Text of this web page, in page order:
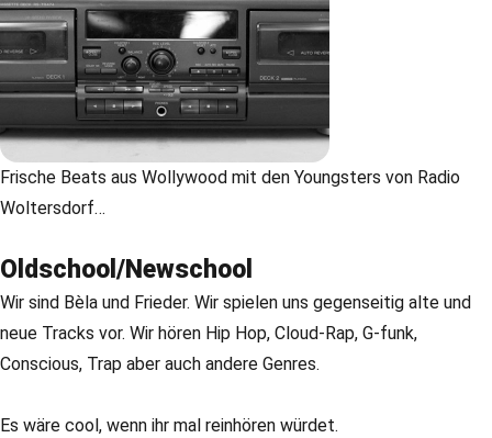
Frische Beats aus Wollywood mit den Youngsters von Radio
Woltersdorf…
Oldschool/Newschool
Wir sind Bèla und Frieder. Wir spielen uns gegenseitig alte und
neue Tracks vor. Wir hören Hip Hop, Cloud-Rap, G-funk,
Conscious, Trap aber auch andere Genres.
Es wäre cool, wenn ihr mal reinhören würdet.